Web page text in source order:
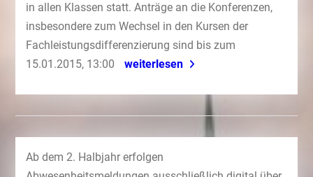
in allen Klassen statt. Anträge an die Konferenzen,
insbesondere zum Wechsel in den Kursen der
Fachleistungsdifferenzierung sind bis zum
15.01.2015, 13:00
weiterlesen
Ab dem 2. Halbjahr erfolgen